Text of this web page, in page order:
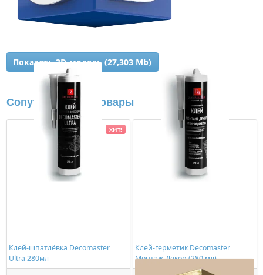
Показать 3D-модель (27,303 Mb)
Сопутствующие товары
Клей-шпатлёвка Decomaster
Ultra 280мл
ХИТ!
Клей-герметик Decomaster
Монтаж-Декор (280 мл)